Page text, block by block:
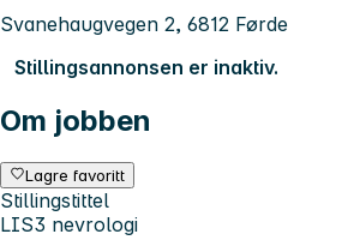
Svanehaugvegen 2, 6812 Førde
Stillingsannonsen er inaktiv.
Om jobben
Lagre favoritt
Stillingstittel
LIS3 nevrologi